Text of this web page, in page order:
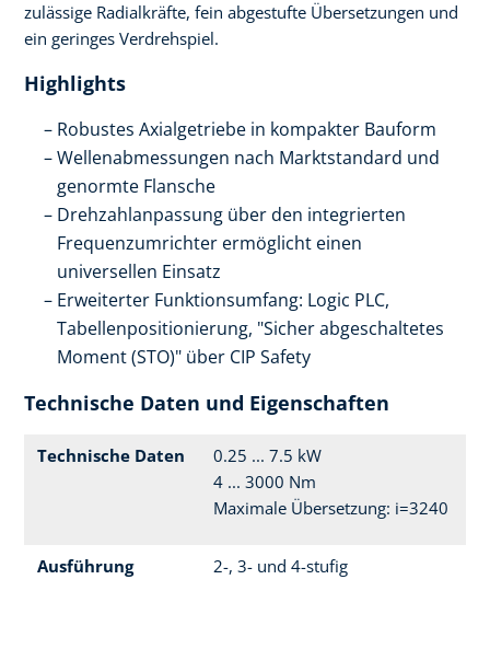
zulässige Radialkräfte, fein abgestufte Übersetzungen und
ein geringes Verdrehspiel.
Highlights
Robustes Axialgetriebe in kompakter Bauform
Wellenabmessungen nach Marktstandard und
genormte Flansche
Drehzahlanpassung über den integrierten
Frequenzumrichter ermöglicht einen
universellen Einsatz
Erweiterter Funktionsumfang: Logic PLC,
Tabellenpositionierung, "Sicher abgeschaltetes
Moment (STO)" über CIP Safety
Technische Daten und Eigenschaften
Technische Daten
0.25 ... 7.5 kW
4 ... 3000 Nm
Maximale Übersetzung: i=3240
Ausführung 2-, 3- und 4-stufig